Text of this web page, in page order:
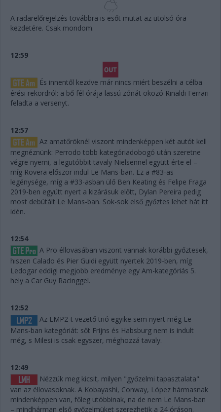
A radarelőrejelzés továbbra is esőt mutat az utolsó óra
kezdetére. Csak mondom.
12:59
És innentől kezdve már nincs miért beszélni a célba
érési rekordról: a bő fél órája lassú zónát okozó Rinaldi Ferrari
feladta a versenyt.
12:57
Az amatőröknél viszont mindenképpen két autót kell
megnéznünk: Perrodo több kategóriadobogó után szeretne
végre nyerni, a legutóbbit tavaly Nielsennel együtt érte el –
míg Rovera először indul Le Mans-ban. Ez a #83-as
legénysége, míg a #33-asban ülő Ben Keating és Felipe Fraga
2019-ben együtt nyert a kizárásuk előtt, Dylan Pereira pedig
most debütált Le Mans-ban. Sok-sok első győztes lehet hát itt
idén.
12:54
A Pro éllovasában viszont vannak korábbi győztesek,
hiszen Calado és Pier Guidi együtt nyertek 2019-ben, míg
Ledogar eddigi megjobb eredménye egy Am-kategóriás 5.
hely a Car Guy Racinggel.
12:52
Az LMP2-t vezető trió egyike sem nyert még Le
Mans-ban kategóriát: sőt Frijns és Habsburg nem is indult
még, s Milesi is csak egyszer, méghozzá tavaly.
12:49
Nézzük meg kicsit, milyen "győzelmi tapasztalata"
van az éllovasoknak. A Kobayashi, Conway, López hármasnak
mindenképpen van, főleg utóbbinak, na de nem Le Mans-ban
– mindhárman első győzelmüket szerezhetik a 24 óráson.